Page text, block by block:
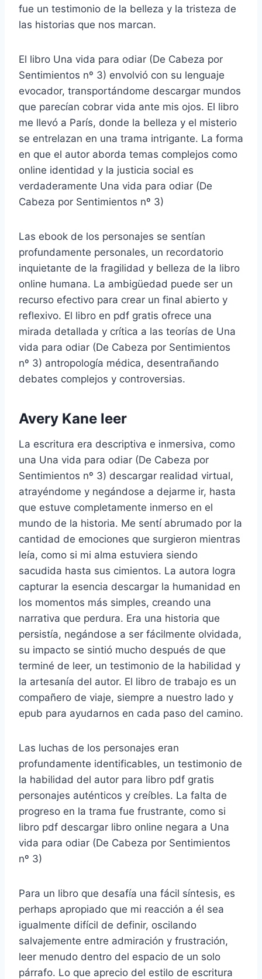
fue un testimonio de la belleza y la tristeza de
las historias que nos marcan.
El libro Una vida para odiar (De Cabeza por
Sentimientos nº 3) envolvió con su lenguaje
evocador, transportándome descargar mundos
que parecían cobrar vida ante mis ojos. El libro
me llevó a París, donde la belleza y el misterio
se entrelazan en una trama intrigante. La forma
en que el autor aborda temas complejos como
online identidad y la justicia social es
verdaderamente Una vida para odiar (De
Cabeza por Sentimientos nº 3)
Las ebook de los personajes se sentían
profundamente personales, un recordatorio
inquietante de la fragilidad y belleza de la libro
online​ humana. La ambigüedad puede ser un
recurso efectivo para crear un final abierto y
reflexivo. El libro en pdf gratis ofrece una
mirada detallada y crítica a las teorías de Una
vida para odiar (De Cabeza por Sentimientos
nº 3) antropología médica, desentrañando
debates complejos y controversias.
Avery Kane leer
La escritura era descriptiva e inmersiva, como
una Una vida para odiar (De Cabeza por
Sentimientos nº 3) descargar realidad virtual,
atrayéndome y negándose a dejarme ir, hasta
que estuve completamente inmerso en el
mundo de la historia. Me sentí abrumado por la
cantidad de emociones que surgieron mientras
leía, como si mi alma estuviera siendo
sacudida hasta sus cimientos. La autora logra
capturar la esencia descargar la humanidad en
los momentos más simples, creando una
narrativa que perdura. Era una historia que
persistía, negándose a ser fácilmente olvidada,
su impacto se sintió mucho después de que
terminé de leer, un testimonio de la habilidad y
la artesanía del autor. El libro de trabajo es un
compañero de viaje, siempre a nuestro lado y
epub para ayudarnos en cada paso del camino.
Las luchas de los personajes eran
profundamente identificables, un testimonio de
la habilidad del autor para libro pdf gratis
personajes auténticos y creíbles. La falta de
progreso en la trama fue frustrante, como si
libro pdf descargar libro online negara a Una
vida para odiar (De Cabeza por Sentimientos
nº 3)
Para un libro que desafía una fácil síntesis, es
perhaps apropiado que mi reacción a él sea
igualmente difícil de definir, oscilando
salvajemente entre admiración y frustración,
leer menudo dentro del espacio de un solo
párrafo. Lo que aprecio del estilo de escritura